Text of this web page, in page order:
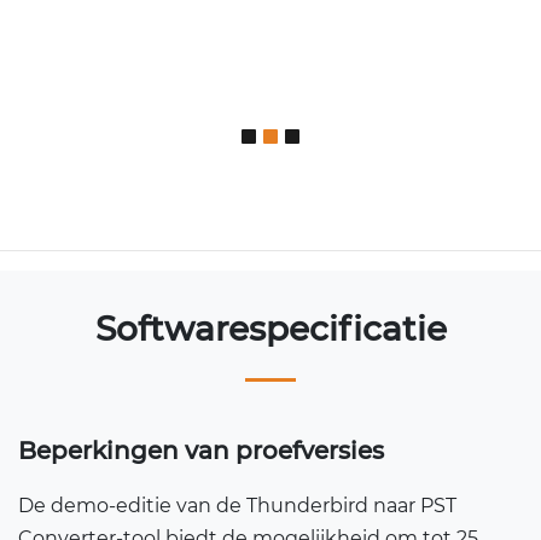
Softwarespecificatie
Beperkingen van proefversies
De demo-editie van de Thunderbird naar PST